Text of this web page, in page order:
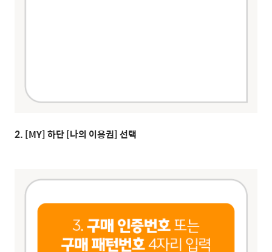
2. [MY] 하단 [나의 이용권] 선택